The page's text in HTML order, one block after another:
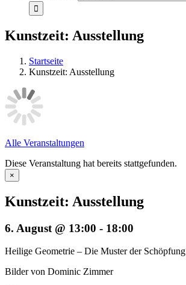
Kunstzeit: Ausstellung
Startseite
Kunstzeit: Ausstellung
Alle Veranstaltungen
Diese Veranstaltung hat bereits stattgefunden.
×
Kunstzeit: Ausstellung
6. August @ 13:00 - 18:00
Heilige Geometrie – Die Muster der Schöpfung
Bilder von Dominic Zimmer